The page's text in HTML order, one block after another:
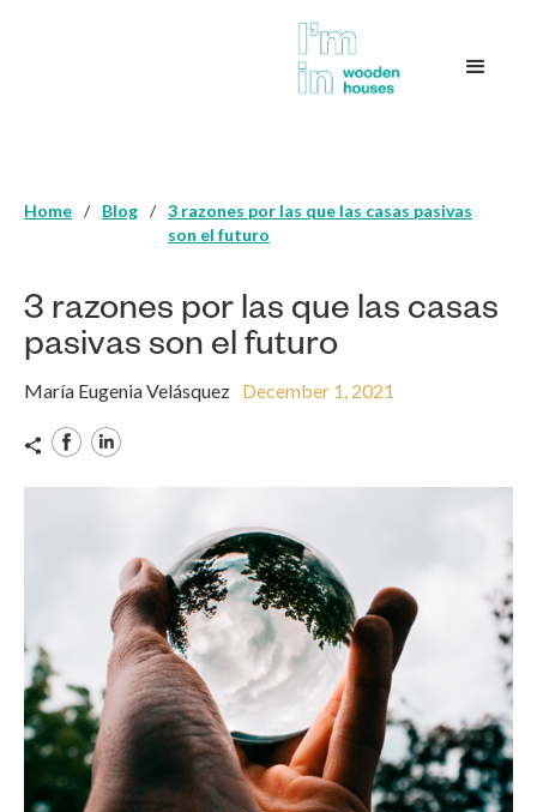
Home / Blog / 3 razones por las que las casas pasivas
son el futuro
3 razones por las que las casas
pasivas son el futuro
María Eugenia Velásquez December 1, 2021